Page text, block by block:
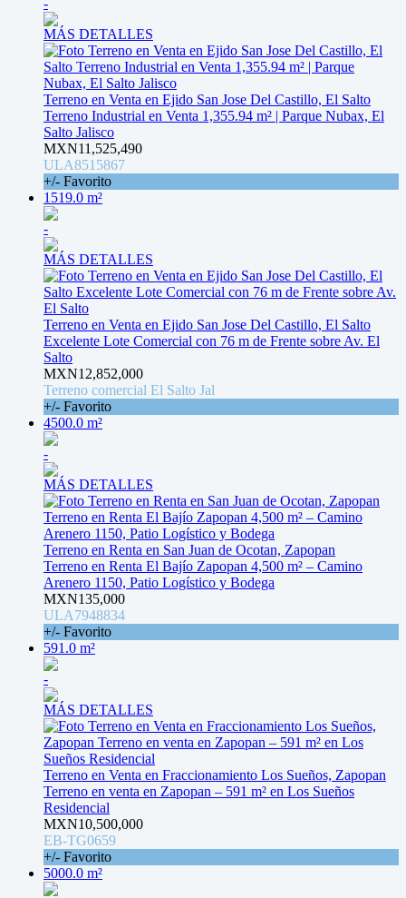
-
MÁS DETALLES
Terreno en Venta en Ejido San Jose Del Castillo, El Salto
Terreno Industrial en Venta 1,355.94 m² | Parque Nubax, El
Salto Jalisco
MXN11,525,490
ULA8515867
+/- Favorito
1519.0 m²
-
MÁS DETALLES
Terreno en Venta en Ejido San Jose Del Castillo, El Salto
Excelente Lote Comercial con 76 m de Frente sobre Av. El
Salto
MXN12,852,000
Terreno comercial El Salto Jal
+/- Favorito
4500.0 m²
-
MÁS DETALLES
Terreno en Renta en San Juan de Ocotan, Zapopan
Terreno en Renta El Bajío Zapopan 4,500 m² – Camino
Arenero 1150, Patio Logístico y Bodega
MXN135,000
ULA7948834
+/- Favorito
591.0 m²
-
MÁS DETALLES
Terreno en Venta en Fraccionamiento Los Sueños, Zapopan
Terreno en venta en Zapopan – 591 m² en Los Sueños
Residencial
MXN10,500,000
EB-TG0659
+/- Favorito
5000.0 m²